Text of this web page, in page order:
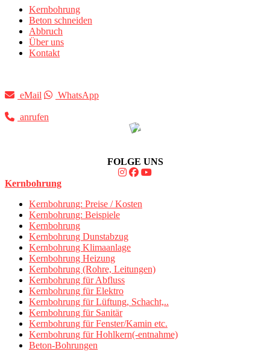
Kernbohrung
Beton schneiden
Abbruch
Über uns
Kontakt
eMail WhatsApp
anrufen
FOLGE UNS
Kernbohrung
Kernbohrung: Preise / Kosten
Kernbohrung: Beispiele
Kernbohrung
Kernbohrung Dunstabzug
Kernbohrung Klimaanlage
Kernbohrung Heizung
Kernbohrung (Rohre, Leitungen)
Kernbohrung für Abfluss
Kernbohrung für Elektro
Kernbohrung für Lüftung, Schacht,..
Kernbohrung für Sanitär
Kernbohrung für Fenster/Kamin etc.
Kernbohrung für Hohlkern(-entnahme)
Beton-Bohrungen